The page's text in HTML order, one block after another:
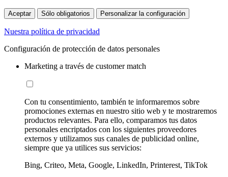
Aceptar Sólo obligatorios Personalizar la configuración
Nuestra política de privacidad
Configuración de protección de datos personales
Marketing a través de customer match
Con tu consentimiento, también te informaremos sobre
promociones externas en nuestro sitio web y te mostraremos
productos relevantes. Para ello, comparamos tus datos
personales encriptados con los siguientes proveedores
externos y utilizamos sus canales de publicidad online,
siempre que ya utilices sus servicios:
Bing, Criteo, Meta, Google, LinkedIn, Printerest, TikTok